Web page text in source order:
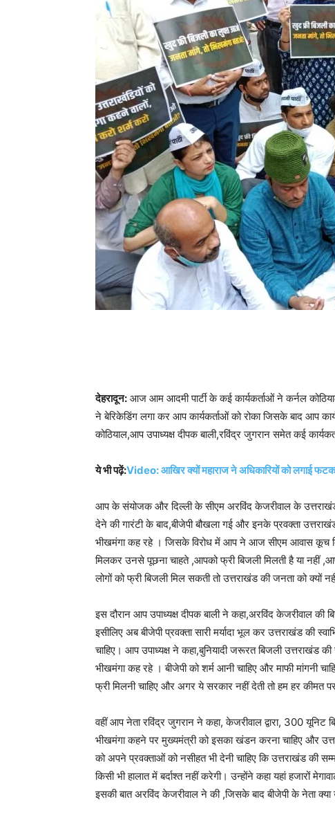
देहरादून: आज आम आदमी पार्टी के कई कार्यकर्ताओं ने कर्नल
ने बेरिकेडिंग लगा कर आप कार्यकर्ताओं को रोका जिसके बाद आप
कोठियाल,आप उपाध्यक्ष दीपक बाली,रविंद्र जुगरान समेत कई
ये भी पढ़ें:Video: आखिर क्यों महाराज ने अधिकारियों को लगाई
आप के संयोजक और दिल्ली के सीएम अरविंद केजरीवाल के उत्तराखंड
देने की गारंटी के बाद,बीजेपी बौखला गई और इनके प्रवक्ता
भीखमंगा कह रहे । जिसके विरोध में आप ने आज सीएम आवास कूच
मिलकर उनसे पूछना चाहते ,आपको फ्री बिजली मिलती है या नहीं
लोगों को फ्री बिजली मिल सकती तो उत्तराखंड की जनता को क्यों
इस दौरान आप उपाध्यक्ष दीपक बाली ने कहा,अरविंद केजरीवाल की
इसीलिए अब बीजेपी प्रवक्ता सारी मर्यादा भूल कर उत्तराखंड की
चाहिए। आप उपाध्यक्ष ने कहा,बुनियादी जरूरत बिजली
भीखमंगा कह रहे । बीजेपी को शर्म आनी चाहिए और माफी मांगनी
फ्री मिलनी चाहिए और अगर ये सरकार नहीं देती तो हम हर कीमत
वहीं आप नेता रविंद्र जुगरान ने कहा, केजरीवाल द्वारा, 300
भीखमंगा कहने पर मुख्यमंत्री को इसका खंडन करना चाहिए और
को अपने प्रवक्ताओं को नसीहत भी देनी चाहिए कि उत्तराखंड की
किसी भी हालात में बर्दाश्त नहीं करेगी। उन्होंने कहा यहां हजारों
इसकी बात अरविंद केजरीवाल ने की ,जिसके बाद बीजेपी के नेता